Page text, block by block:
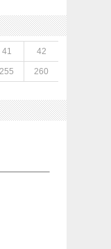
41 42
255 260